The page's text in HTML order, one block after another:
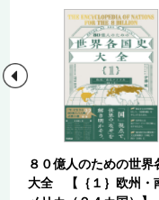
８０億人のための世界
大全 【｛１｝欧州・